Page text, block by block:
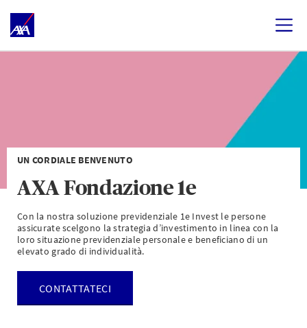
UN CORDIALE BENVENUTO
AXA Fondazione 1e
Con la nostra soluzione previdenziale 1e Invest le persone
assicurate scelgono la strategia d’investimento in linea con la
loro situazione previdenziale personale e beneficiano di un
elevato grado di individualità.
CONTATTATECI